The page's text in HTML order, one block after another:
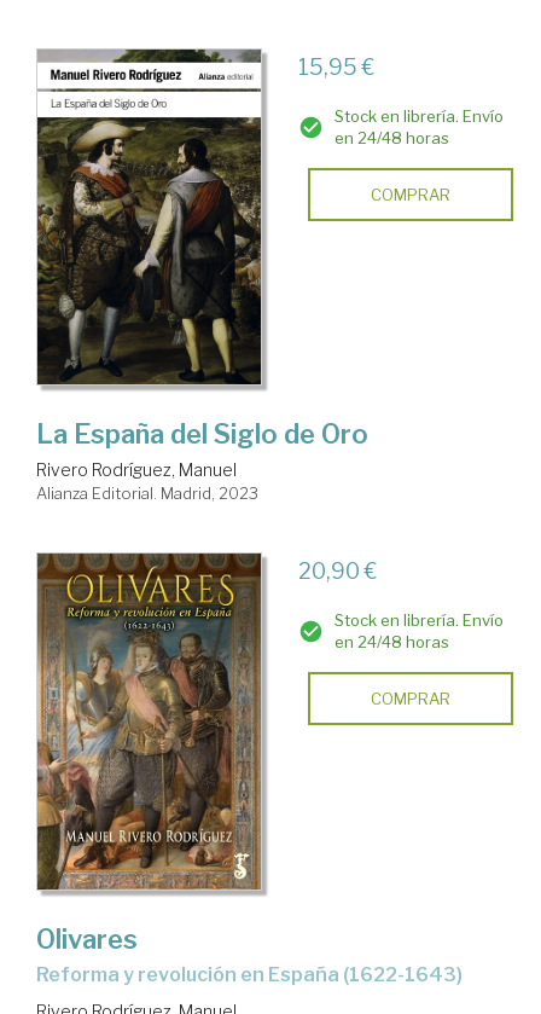
15,95 €
Stock en librería. Envío
en 24/48 horas
COMPRAR
La España del Siglo de Oro
Rivero Rodríguez, Manuel
Alianza Editorial. Madrid, 2023
20,90 €
Stock en librería. Envío
en 24/48 horas
COMPRAR
Olivares
reforma y revolución en España (1622-1643)